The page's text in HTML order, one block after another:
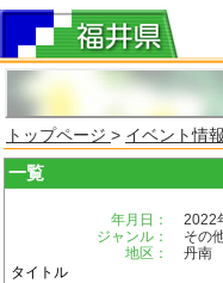
トップページ > イベント情
一覧
年月日：
2022
ジャンル：
その
地区：
丹南
タイトル